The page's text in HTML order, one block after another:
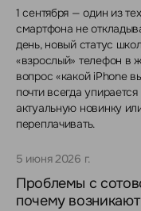
1 сентября — один из
смартфона не
день, новый статус
«взрослый» телефон в
вопрос «какой iPhone
почти всегда
актуальную новинку
переплачивать.
5 июня 2026 г.
Проблемы с
почему